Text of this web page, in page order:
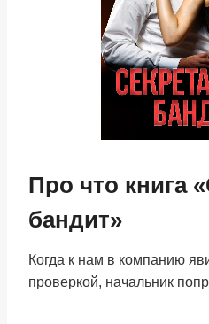
Про что книга
бандит»
Когда к нам в компанию
проверкой, начальник